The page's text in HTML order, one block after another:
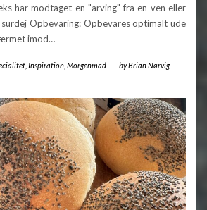
har modtaget en "arving" fra en ven eller
Opbevaring: Opbevares optimalt ude
imod…
Inspiration Morgenmad - byBrian Nørvig